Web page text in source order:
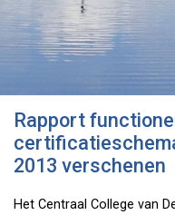
Rapport
2013 verschenen
Het Centraal College van